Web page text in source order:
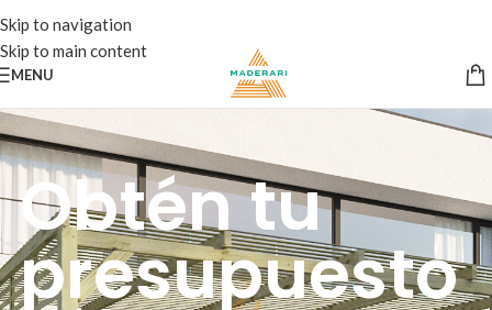
Skip to navigation
Skip to main content
MENU
Obtén tu
presupuesto